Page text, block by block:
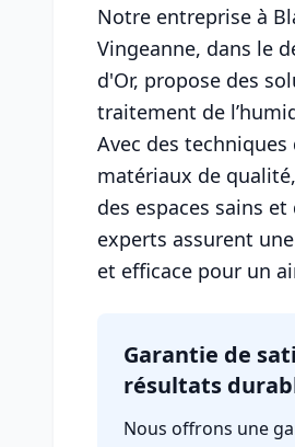
Notre entreprise à
Vingeanne, dans le
d'Or, propose des
traitement de
Avec des
matériaux de
des espaces sains
experts assurent
et efficace pour un
Garantie de
résultats
Nous offrons une